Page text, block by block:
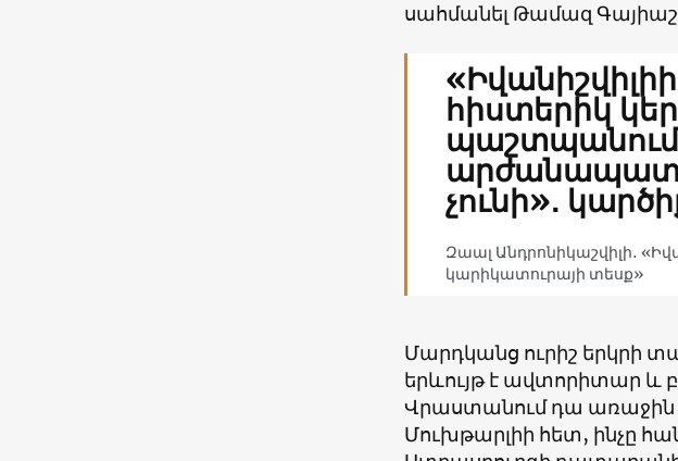
սահմանել Թամազ
հիստերիկ
պաշտպանում
չունի»․
Զաալ Անդրոնիկաշվիլի․
կարիկատուրայի տեսք»
Մարդկանց ուրիշ երկրի
երևույթ է ավտորիտար և
Վրաստանում դա առաջին
Մուխթարլիի հետ, ինչը